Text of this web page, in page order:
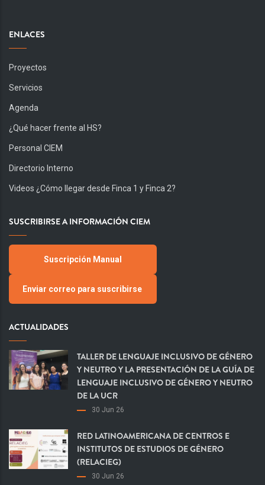
ENLACES
Proyectos
Servicios
Agenda
¿Qué hacer frente al HS?
Personal CIEM
Directorio Interno
Videos ¿Cómo llegar desde Finca 1 y Finca 2?
SUSCRIBIRSE A INFORMACIÓN CIEM
Suscripción Manual
Enviar correo para suscribirse
ACTUALIDADES
TALLER DE LENGUAJE INCLUSIVO DE GÉNERO
Y NEUTRO Y LA PRESENTACIÓN DE LA GUÍA DE
LENGUAJE INCLUSIVO DE GÉNERO Y NEUTRO
DE LA UCR
30 Jun 26
RED LATINOAMERICANA DE CENTROS E
INSTITUTOS DE ESTUDIOS DE GÉNERO
(RELACIEG)
30 Jun 26